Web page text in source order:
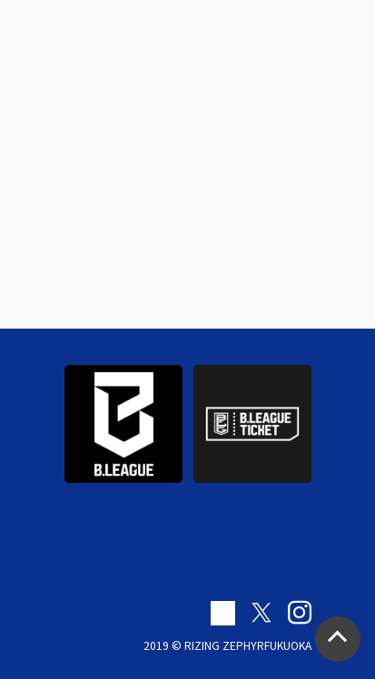
2019 © RIZING ZEPHYRFUKUOKA